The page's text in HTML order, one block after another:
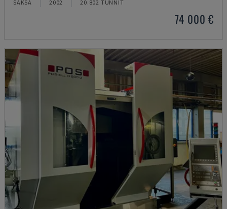
SAKSA 2002 20.802 TUNNIT
74 000 €